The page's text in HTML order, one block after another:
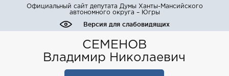
Официальный сайт депутата Думы Ханты-Мансийского
автономного округа – Югры
Версия для слабовидящих
СЕМЕНОВ
Владимир Николаевич